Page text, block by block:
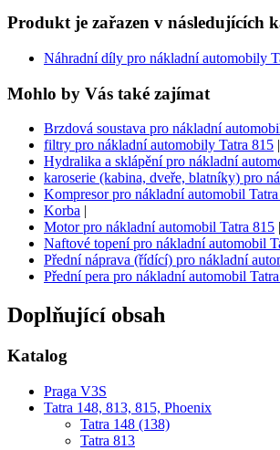
Produkt je zařazen v následujících
Náhradní díly pro nákladní automobily
Mohlo by Vás také zajímat
Brzdová soustava pro nákladní
filtry pro nákladní automobily Tatra 815 |
Hydralika a sklápění pro nákladní
karoserie (kabina, dveře, blatníky) pro
Kompresor pro nákladní automobil
Korba |
Motor pro nákladní automobil Tatra 815 |
Naftové topení pro nákladní automobil
Přední náprava (řídící) pro nákladní
Přední pera pro nákladní automobil
Doplňující obsah
Katalog
Praga V3S
Tatra 148, 813, 815, Phoenix
Tatra 148 (138)
Tatra 813